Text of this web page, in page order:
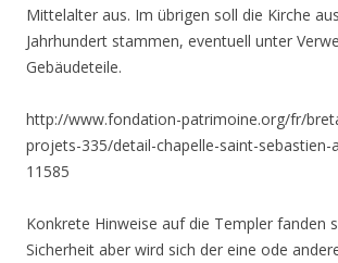
Mittelalter aus. Im übrigen soll die Kirche
Jahrhundert stammen, eventuell unter
Gebäudeteile.
http://www.fondation-patrimoine.org/fr/
projets-335/detail-chapelle-saint-sebastien-
11585
Konkrete Hinweise auf die Templer fanden
Sicherheit aber wird sich der eine ode